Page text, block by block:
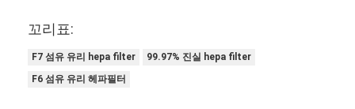
포켓 필터 성형기
꼬리표:
F7 섬유 유리 hepa filter
99.97% 진실 hepa filter
F6 섬유 유리 헤파필터